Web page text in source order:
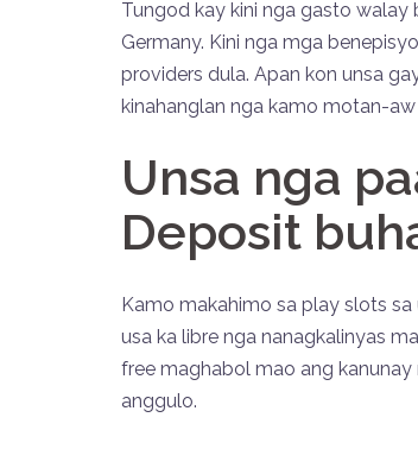
Tungod kay kini nga gasto
Germany. Kini nga mga
providers dula. Apan kon unsa
kinahanglan nga kamo motan-aw
Unsa nga
Deposit
Kamo makahimo sa play slots
usa ka libre nga nanagkalinyas
free maghabol mao ang kanunay
anggulo.